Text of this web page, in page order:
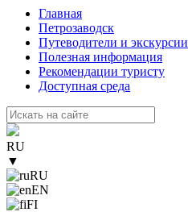
Главная
Петрозаводск
Путеводители и экскурсии
Полезная информация
Рекомендации туристу
Доступная среда
RU
▼
RU
EN
FI